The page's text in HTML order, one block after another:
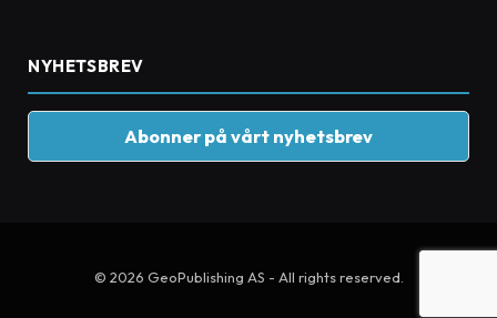
NYHETSBREV
Abonner på vårt nyhetsbrev
© 2026 GeoPublishing AS - All rights reserved.